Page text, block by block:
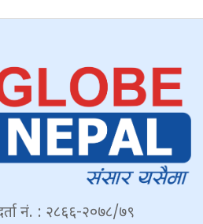
नं. : २८६६-२०७८/७९